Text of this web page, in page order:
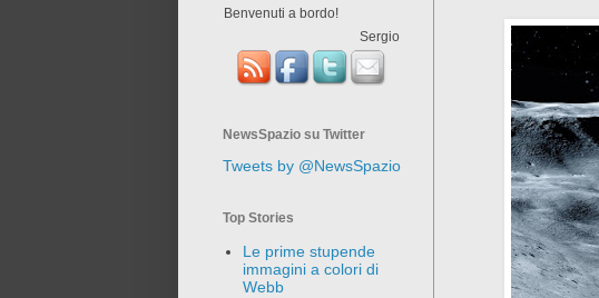
Benvenuti a bordo!
Sergio
NewsSpazio su Twitter
Tweets by @NewsSpazio
Top Stories
Le prime stupende
immagini a colori di
Webb